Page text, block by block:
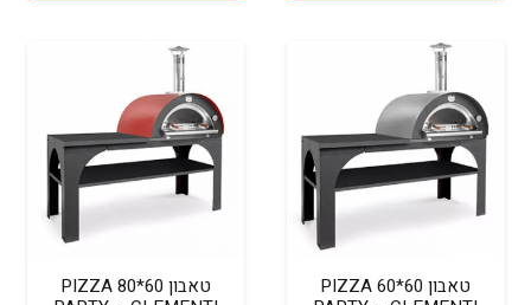
טאבון 60*60 PIZZA
טאבון 60*80 PIZZA